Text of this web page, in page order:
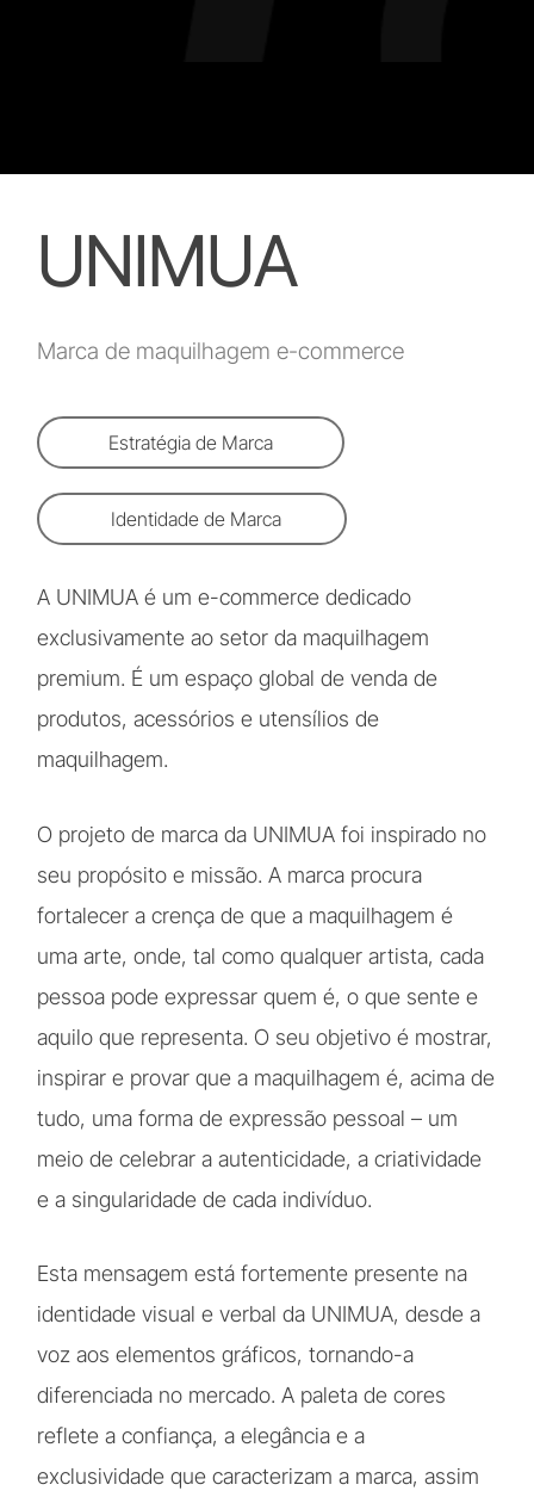
UNIMUA
Marca de maquilhagem e-commerce
Estratégia de Marca
Identidade de Marca
A UNIMUA é um e-commerce dedicado
exclusivamente ao setor da maquilhagem
premium. É um espaço global de venda de
produtos, acessórios e utensílios de
maquilhagem.
O projeto de marca da UNIMUA foi inspirado no
seu propósito e missão. A marca procura
fortalecer a crença de que a maquilhagem é
uma arte, onde, tal como qualquer artista, cada
pessoa pode expressar quem é, o que sente e
aquilo que representa. O seu objetivo é mostrar,
inspirar e provar que a maquilhagem é, acima de
tudo, uma forma de expressão pessoal – um
meio de celebrar a autenticidade, a criatividade
e a singularidade de cada indivíduo.
Esta mensagem está fortemente presente na
identidade visual e verbal da UNIMUA, desde a
voz aos elementos gráficos, tornando-a
diferenciada no mercado. A paleta de cores
reflete a confiança, a elegância e a
exclusividade que caracterizam a marca, assim